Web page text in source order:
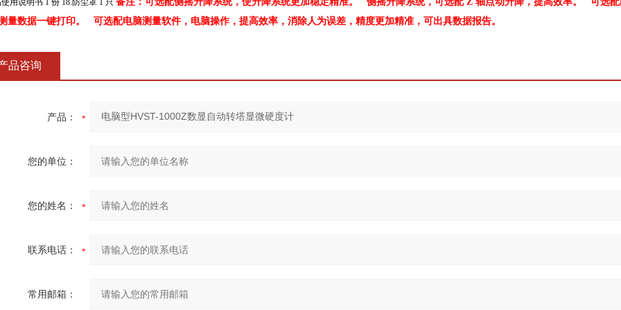
用说明书 1 份 18.防尘罩 1 只
量数据一键打印。 可选配电脑测量软件，电脑操作，提高效率，消除人为误差，精度更加精准，可出具数据报告。
品咨询
产品：
您的单位：
您的姓名：
联系电话：
常用邮箱：